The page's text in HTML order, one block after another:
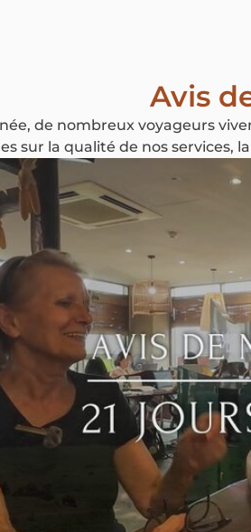
Avis
de nombreux voyageurs
sur la qualité de nos services,